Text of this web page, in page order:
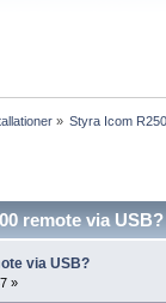
» Styra Icom
remote via
via USB?
»